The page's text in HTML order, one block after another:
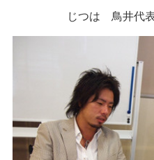
じつは 鳥井代